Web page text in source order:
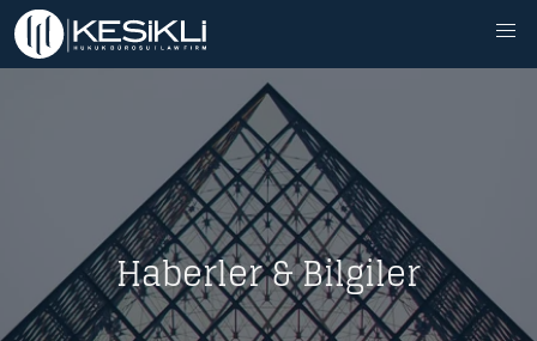
Haberler & Bilgiler